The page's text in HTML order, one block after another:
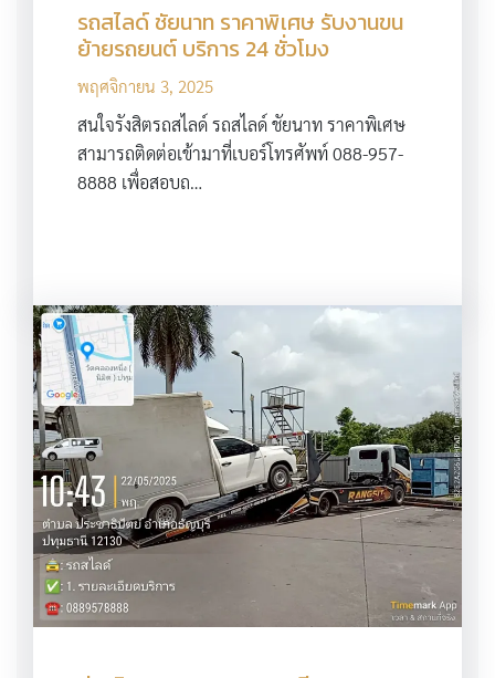
รถสไลด์ ชัยนาท ราคาพิเศษ รับงานขน
ย้ายรถยนต์ บริการ 24 ชั่วโมง
พฤศจิกายน 3, 2025
สนใจรังสิตรถสไลด์ รถสไลด์ ชัยนาท ราคาพิเศษ
สามารถติดต่อเข้ามาที่เบอร์โทรศัพท์ 088-957-
8888 เพื่อสอบถ…